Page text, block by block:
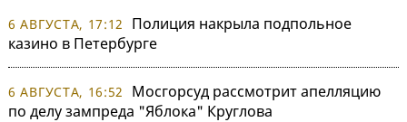
6 АВГУСТА, 17:12
Полиция накрыла подпольное
казино в Петербурге
6 АВГУСТА, 16:52
Мосгорсуд рассмотрит апелляцию
по делу зампреда "Яблока" Круглова